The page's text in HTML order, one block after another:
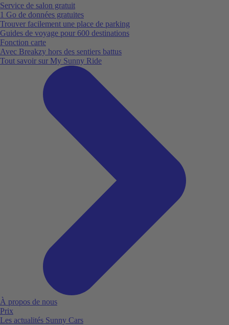
Service de salon gratuit
1 Go de données gratuites
Trouver facilement une place de parking
Guides de voyage pour 600 destinations
Fonction carte
Avec Breakzy hors des sentiers battus
Tout savoir sur My Sunny Ride
À propos de nous
Prix
Les actualités Sunny Cars